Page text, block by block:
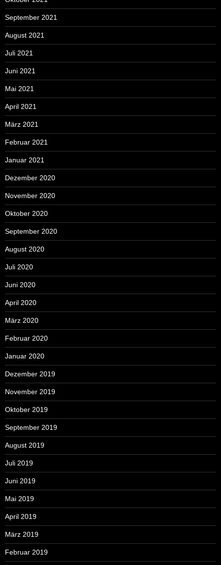
September 2021
August 2021
Juli 2021
Juni 2021
Mai 2021
April 2021
März 2021
Februar 2021
Januar 2021
Dezember 2020
November 2020
Oktober 2020
September 2020
August 2020
Juli 2020
Juni 2020
April 2020
März 2020
Februar 2020
Januar 2020
Dezember 2019
November 2019
Oktober 2019
September 2019
August 2019
Juli 2019
Juni 2019
Mai 2019
April 2019
März 2019
Februar 2019